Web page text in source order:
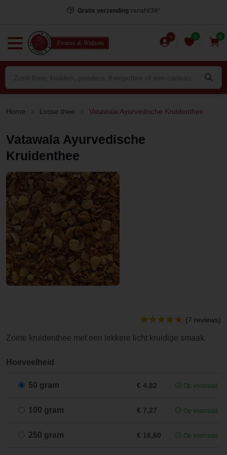
Gratis verzending vanaf €39*
0 0
Home Losse thee Vatawala Ayurvedische Kruidenthee
Vatawala Ayurvedische
Kruidenthee
(7 reviews)
Zoete kruidenthee met een lekkere licht kruidige smaak.
Hoeveelheid
50 gram € 4,82 Op voorraad
100 gram € 7,27 Op voorraad
250 gram € 16,60 Op voorraad